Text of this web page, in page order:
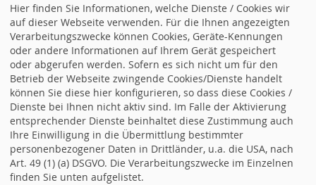
Email senden
Das Emailformular kann nur mit einer Herkunftsadresse
(Referrer) von dieser Seite verwendet werden. Bitte
konfigurieren Sie IhreFirewall. Sie können die Email an
folgende Adresse senden:
WebsoziCMS Cookie-Manager
Datenschutzerklärung
Impressum
Hier finden Sie Informationen, welche Dienste / Cookies wir
auf dieser Webseite verwenden. Für die Ihnen angezeigten
Verarbeitungszwecke können Cookies, Geräte-Kennungen
oder andere Informationen auf Ihrem Gerät gespeichert
oder abgerufen werden. Sofern es sich nicht um für den
Betrieb der Webseite zwingende Cookies/Dienste handelt
können Sie diese hier konfigurieren, so dass diese Cookies /
Dienste bei Ihnen nicht aktiv sind. Im Falle der Aktivierung
entsprechender Dienste beinhaltet diese Zustimmung auch
Ihre Einwilligung in die Übermittlung bestimmter
personenbezogener Daten in Drittländer, u.a. die USA, nach
Art. 49 (1) (a) DSGVO. Die Verarbeitungszwecke im Einzelnen
finden Sie unten aufgelistet.